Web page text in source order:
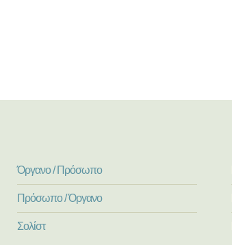
Όργανο / Πρόσωπο
Πρόσωπο / Όργανο
Σολίστ